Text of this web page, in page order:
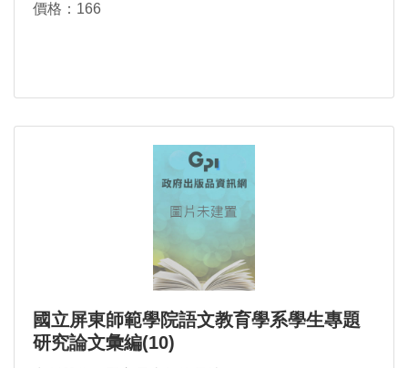
價格：166
國立屏東師範學院語文教育學系學生專題
研究論文彙編(10)